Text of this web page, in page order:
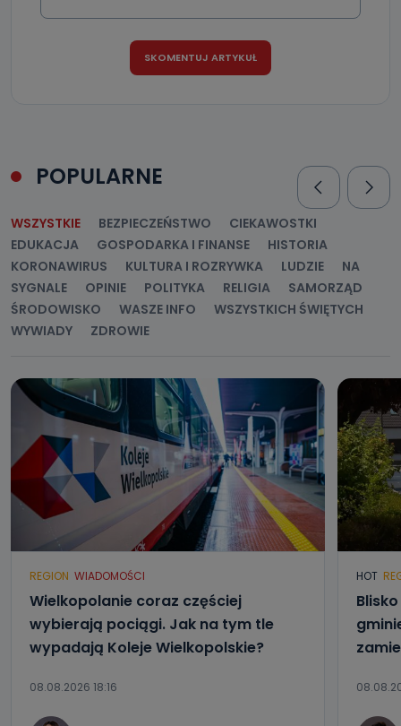
e-mailowo pod adresem: poczta@tvproart.pl
POPULARNE
WSZYSTKIE BEZPIECZEŃSTWO
CIEKAWOSTKI
EDUKACJA
GOSPODARKA I FINANSE
HISTORIA
KORONAWIRUS
KULTURA I ROZRYWKA LUDZIE
NA
SYGNALE
OPINIE POLITYKA RELIGIA
SAMORZĄD
ŚRODOWISKO
WASZE INFO
WSZYSTKICH ŚWIĘTYCH
WYWIADY
ZDROWIE
REGION WIADOMOŚCI
Wielkopolanie coraz częściej
wybierają pociągi. Jak na tym tle
wypadają Koleje Wielkopolskie?
08.08.2026 18:16
HOT